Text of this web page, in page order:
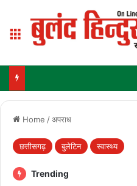
Menu
Home /अपराध
छत्तीसगढ़ बुलेटिन स्वास्थ्य
Trending